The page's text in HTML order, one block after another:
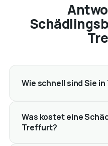
Wie schnell sind Sie
Was kostet eine
Treffurt?